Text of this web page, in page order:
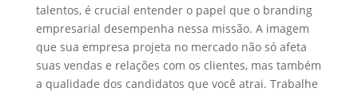
talentos, é crucial entender o papel que o branding
empresarial desempenha nessa missão. A imagem
que sua empresa projeta no mercado não só afeta
suas vendas e relações com os clientes, mas também
a qualidade dos candidatos que você atrai. Trabalhe